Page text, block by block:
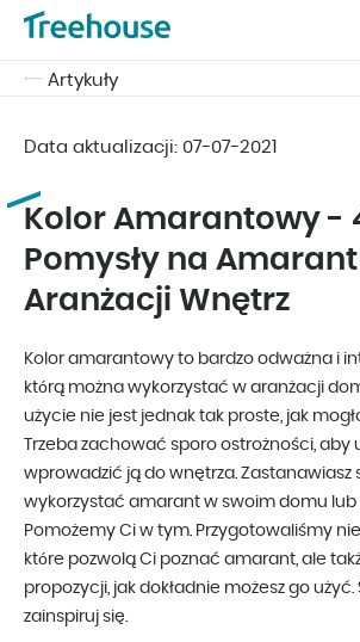
Artykuły
Data aktualizacji: 07-07-2021
Kolor Amarantowy -
Pomysły na
Aranżacji Wnętrz
Kolor amarantowy to bardzo odważna i
którą można wykorzystać w aranżacji
użycie nie jest jednak tak proste, jak
Trzeba zachować sporo ostrożności, aby
wprowadzić ją do wnętrza. Zastanawiasz
wykorzystać amarant w swoim domu lub
Pomożemy Ci w tym. Przygotowaliśmy
które pozwolą Ci poznać amarant, ale
propozycji, jak dokładnie możesz go użyć.
zainspiruj się.